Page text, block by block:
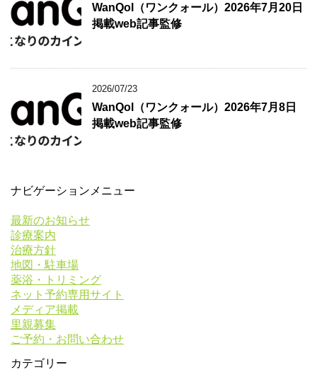
WanQol（ワンクォール）2026年7月20日
掲載web記事監修
2026/07/23
WanQol（ワンクォール）2026年7月8日
掲載web記事監修
ナビゲーションメニュー
最新のお知らせ
診療案内
治療方針
地図・駐車場
薬浴・トリミング
ネット予約専用サイト
メディア掲載
里親募集
ご予約・お問い合わせ
カテゴリー